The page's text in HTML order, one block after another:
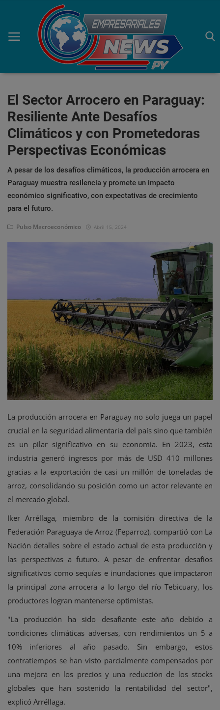
Inicio
Economía
Negocios
Tecnología
Marketing
Eventos
El Sector Arrocero en Paraguay:
Resiliente Ante Desafíos
Climáticos y con Prometedoras
Perspectivas Económicas
A pesar de los desafíos climáticos, la producción arrocera en
Paraguay muestra resilencia y promete un impacto
económico significativo, con expectativas de crecimiento
para el futuro.
Pulso Macroeconómico Abril 15, 2024
La producción arrocera en Paraguay no solo juega un papel
crucial en la seguridad alimentaria del país sino que también
es un pilar significativo en su economía. En 2023, esta
industria generó ingresos por más de USD 410 millones
gracias a la exportación de casi un millón de toneladas de
arroz, consolidando su posición como un actor relevante en
el mercado global.
Iker Arréllaga, miembro de la comisión directiva de la
Federación Paraguaya de Arroz (Feparroz), compartió con La
Nación detalles sobre el estado actual de esta producción y
las perspectivas a futuro. A pesar de enfrentar desafíos
significativos como sequías e inundaciones que impactaron
la principal zona arrocera a lo largo del río Tebicuary, los
productores logran mantenerse optimistas.
"La producción ha sido desafiante este año debido a
condiciones climáticas adversas, con rendimientos un 5 a
10% inferiores al año pasado. Sin embargo, estos
contratiempos se han visto parcialmente compensados por
una mejora en los precios y una reducción de los stocks
globales que han sostenido la rentabilidad del sector",
explicó Arréllaga.